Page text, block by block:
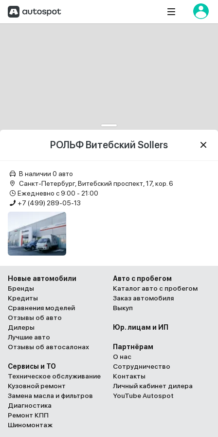
РОЛЬФ Витебский Sollers
В наличии 0 авто
Санкт-Петербург, Витебский проспект, 17, кор. 6
Ежедневно с 9:00 - 21:00
+7 (499) 289-05-13
Новые автомобили
Бренды
Кредиты
Сравнения моделей
Отзывы об авто
Дилеры
Лучшие авто
Отзывы об автосалонах
Сервисы и ТО
Техническое обслуживание
Кузовной ремонт
Замена масла и фильтров
Диагностика
Ремонт КПП
Шиномонтаж
Авто с пробегом
Каталог авто с пробегом
Заказ автомобиля
Выкуп
Юр. лицам и ИП
Партнёрам
О нас
Сотрудничество
Контакты
Личный кабинет дилера
YouTube Autospot